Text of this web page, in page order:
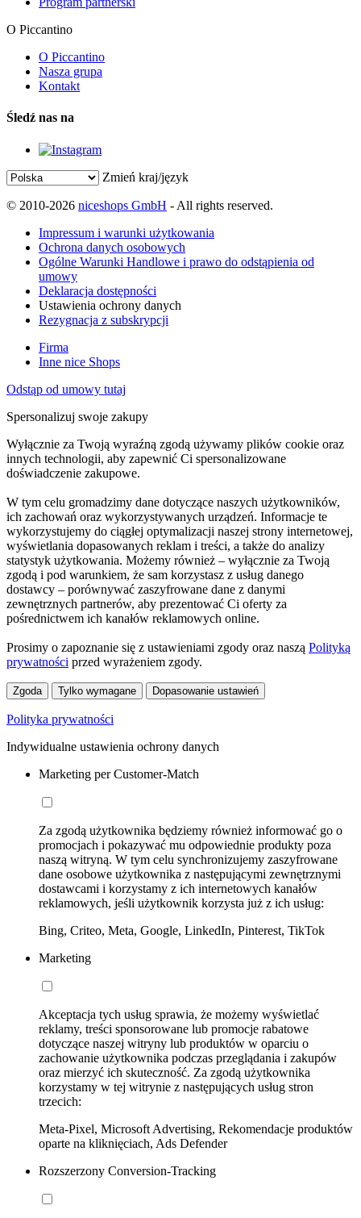
O Piccantino
O Piccantino
Nasza grupa
Kontakt
Śledź nas na
Zmień kraj/język
© 2010-2026 niceshops GmbH - All rights reserved.
Impressum i warunki użytkowania
Ochrona danych osobowych
Ogólne Warunki Handlowe i prawo do odstąpienia od
umowy
Deklaracja dostępności
Ustawienia ochrony danych
Rezygnacja z subskrypcji
Firma
Inne nice Shops
Odstąp od umowy tutaj
Spersonalizuj swoje zakupy
Wyłącznie za Twoją wyraźną zgodą używamy plików cookie oraz
innych technologii, aby zapewnić Ci spersonalizowane
doświadczenie zakupowe.
W tym celu gromadzimy dane dotyczące naszych użytkowników,
ich zachowań oraz wykorzystywanych urządzeń. Informacje te
wykorzystujemy do ciągłej optymalizacji naszej strony internetowej,
wyświetlania dopasowanych reklam i treści, a także do analizy
statystyk użytkowania. Możemy również – wyłącznie za Twoją
zgodą i pod warunkiem, że sam korzystasz z usług danego
dostawcy – porównywać zaszyfrowane dane z danymi
zewnętrznych partnerów, aby prezentować Ci oferty za
pośrednictwem ich kanałów reklamowych online.
Prosimy o zapoznanie się z ustawieniami zgody oraz naszą Polityką
prywatności przed wyrażeniem zgody.
Zgoda Tylko wymagane Dopasowanie ustawień
Polityka prywatności
Indywidualne ustawienia ochrony danych
Marketing per Customer-Match
Za zgodą użytkownika będziemy również informować go o
promocjach i pokazywać mu odpowiednie produkty poza
naszą witryną. W tym celu synchronizujemy zaszyfrowane
dane osobowe użytkownika z następującymi zewnętrznymi
dostawcami i korzystamy z ich internetowych kanałów
reklamowych, jeśli użytkownik korzysta już z ich usług:
Bing, Criteo, Meta, Google, LinkedIn, Pinterest, TikTok
Marketing
Akceptacja tych usług sprawia, że możemy wyświetlać
reklamy, treści sponsorowane lub promocje rabatowe
dotyczące naszej witryny lub produktów w oparciu o
zachowanie użytkownika podczas przeglądania i zakupów
oraz mierzyć ich skuteczność. Za zgodą użytkownika
korzystamy w tej witrynie z następujących usług stron
trzecich:
Meta-Pixel, Microsoft Advertising, Rekomendacje produktów
oparte na kliknięciach, Ads Defender
Rozszerzony Conversion-Tracking